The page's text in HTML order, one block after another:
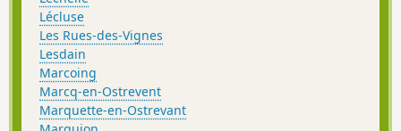
Lécluse
Les Rues-des-Vignes
Lesdain
Marcoing
Marcq-en-Ostrevent
Marquette-en-Ostrevant